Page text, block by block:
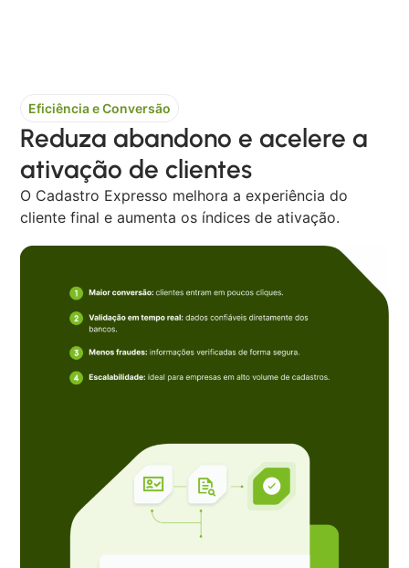
Eficiência e Conversão
Reduza abandono e acelere a
ativação de clientes
O Cadastro Expresso melhora a experiência do
cliente final e aumenta os índices de ativação.